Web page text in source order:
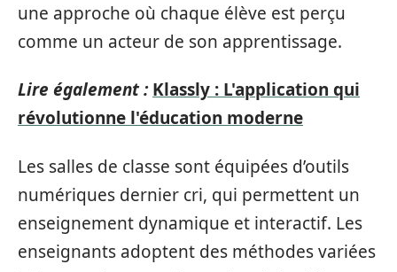
une approche où chaque élève est perçu
comme un acteur de son apprentissage.
Lire également : Klassly : L'application qui
révolutionne l'éducation moderne
Les salles de classe sont équipées d’outils
numériques dernier cri, qui permettent un
enseignement dynamique et interactif. Les
enseignants adoptent des méthodes variées